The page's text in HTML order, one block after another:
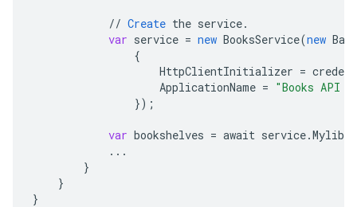
// Create the service.
var service = new BooksService(new
{
HttpClientInitializer =
ApplicationName = "Books API
});
var bookshelves = await service.
...
}
}
}